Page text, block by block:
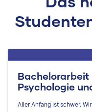
Bachelorarbeit
Psychologie
Aller Anfang ist schwer.